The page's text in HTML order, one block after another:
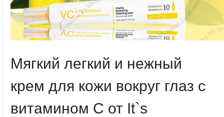
Мягкий легкий и нежный
крем для кожи вокруг глаз с
витамином С от It`s